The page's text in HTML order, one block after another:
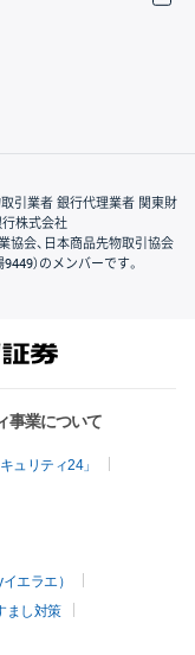
引業者 銀行代理業者 関東財
行株式会社
協会、日本商品先物取引協会
）のメンバーです。
事業について
ュリティ24」
エラエ）
まし対策